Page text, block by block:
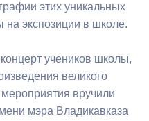
этих уникальных
на экспозиции в школе.
учеников школы,
великого
вручили
мэра Владикавказа